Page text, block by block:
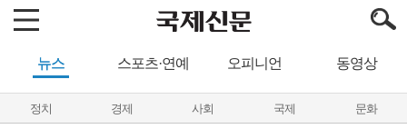
뉴스 스포츠·연예 오피니언 동영상
정치 경제 사회 국제 문화